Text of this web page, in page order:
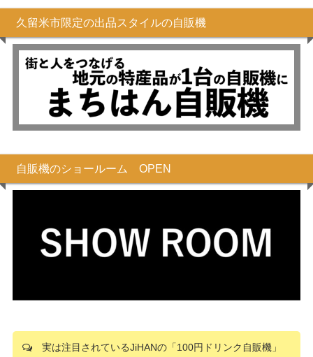
久留米市限定の出品スタイルの自販機
自販機のショールーム OPEN
実は注目されているJiHANの「100円ドリンク自販機」